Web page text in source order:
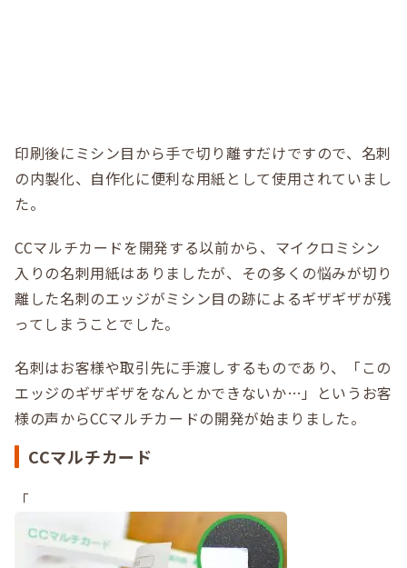
印刷後にミシン目から手で切り離すだけですので、名刺
の内製化、自作化に便利な用紙として使用されていまし
た。
CCマルチカードを開発する以前から、マイクロミシン
入りの名刺用紙はありましたが、その多くの悩みが切り
離した名刺のエッジがミシン目の跡によるギザギザが残
ってしまうことでした。
名刺はお客様や取引先に手渡しするものであり、「この
エッジのギザギザをなんとかできないか…」というお客
様の声からCCマルチカードの開発が始まりました。
CCマルチカード
「